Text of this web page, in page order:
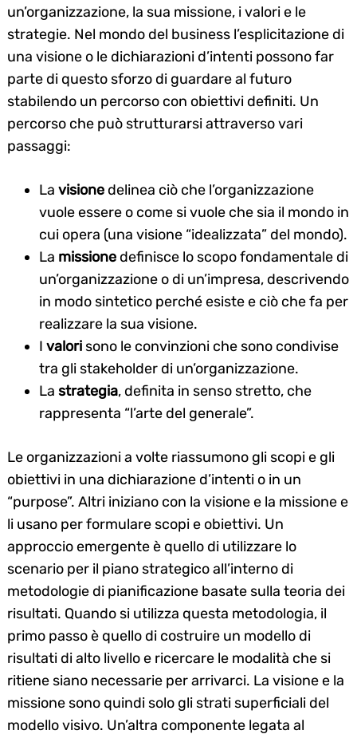
un’organizzazione, la sua missione, i valori e le
strategie. Nel mondo del business l’esplicitazione di
una visione o le dichiarazioni d’intenti possono far
parte di questo sforzo di guardare al futuro
stabilendo un percorso con obiettivi definiti. Un
percorso che può strutturarsi attraverso vari
passaggi:
La visione delinea ciò che l’organizzazione
vuole essere o come si vuole che sia il mondo in
cui opera (una visione “idealizzata” del mondo).
La missione definisce lo scopo fondamentale di
un’organizzazione o di un’impresa, descrivendo
in modo sintetico perché esiste e ciò che fa per
realizzare la sua visione.
I valori sono le convinzioni che sono condivise
tra gli stakeholder di un’organizzazione.
La strategia, definita in senso stretto, che
rappresenta “l’arte del generale”.
Le organizzazioni a volte riassumono gli scopi e gli
obiettivi in una dichiarazione d’intenti o in un
“purpose”. Altri iniziano con la visione e la missione e
li usano per formulare scopi e obiettivi. Un
approccio emergente è quello di utilizzare lo
scenario per il piano strategico all’interno di
metodologie di pianificazione basate sulla teoria dei
risultati. Quando si utilizza questa metodologia, il
primo passo è quello di costruire un modello di
risultati di alto livello e ricercare le modalità che si
ritiene siano necessarie per arrivarci. La visione e la
missione sono quindi solo gli strati superficiali del
modello visivo. Un’altra componente legata al